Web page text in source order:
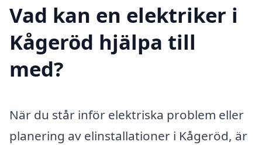
Vad kan en elektriker i
Kågeröd hjälpa till
med?
När du står inför elektriska problem eller
planering av elinstallationer i Kågeröd, är